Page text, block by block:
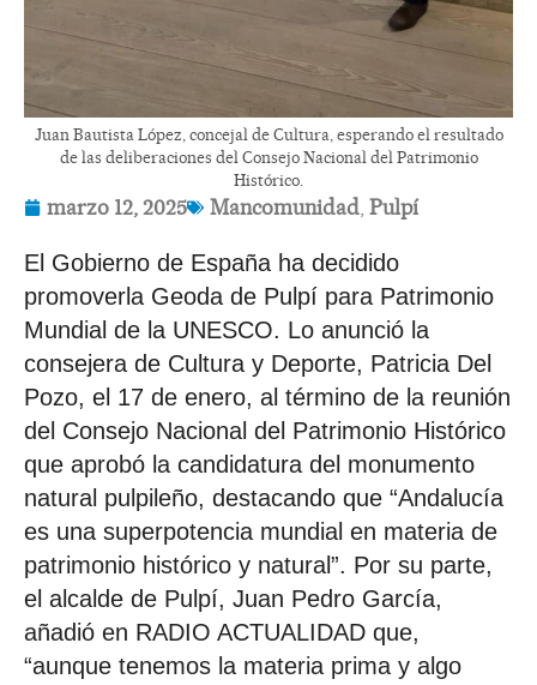
Juan Bautista López, concejal de Cultura, esperando el resultado
de las deliberaciones del Consejo Nacional del Patrimonio
Histórico.
marzo 12, 2025 Mancomunidad, Pulpí
El Gobierno de España ha decidido
promoverla Geoda de Pulpí para Patrimonio
Mundial de la UNESCO. Lo anunció la
consejera de Cultura y Deporte, Patricia Del
Pozo, el 17 de enero, al término de la reunión
del Consejo Nacional del Patrimonio Histórico
que aprobó la candidatura del monumento
natural pulpileño, destacando que “Andalucía
es una superpotencia mundial en materia de
patrimonio histórico y natural”. Por su parte,
el alcalde de Pulpí, Juan Pedro García,
añadió en RADIO ACTUALIDAD que,
“aunque tenemos la materia prima y algo